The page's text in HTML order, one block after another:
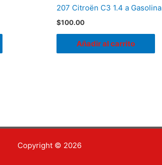
207 Citroën C3 1.4 a Gasolina
$100.00
Añadir al carrito
Copyright © 2026